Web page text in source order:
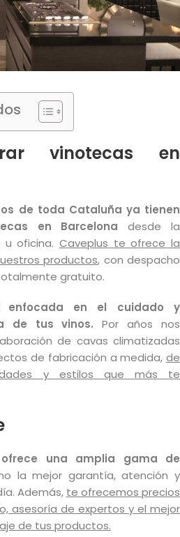
vinotecas en
de toda Cataluña ya tienen
en Barcelona desde la
oficina. Caveplus te ofrece la
productos, con despacho
gratuito.
enfocada en el cuidado y
de tus vinos.Por años nos
de cavas climatizadas
de fabricación a medida, de
y estilos que más te
una amplia gama de
la mejor garantía, atención y
Además, te ofrecemos precios
asesoría de expertos y el mejor
de tus productos.